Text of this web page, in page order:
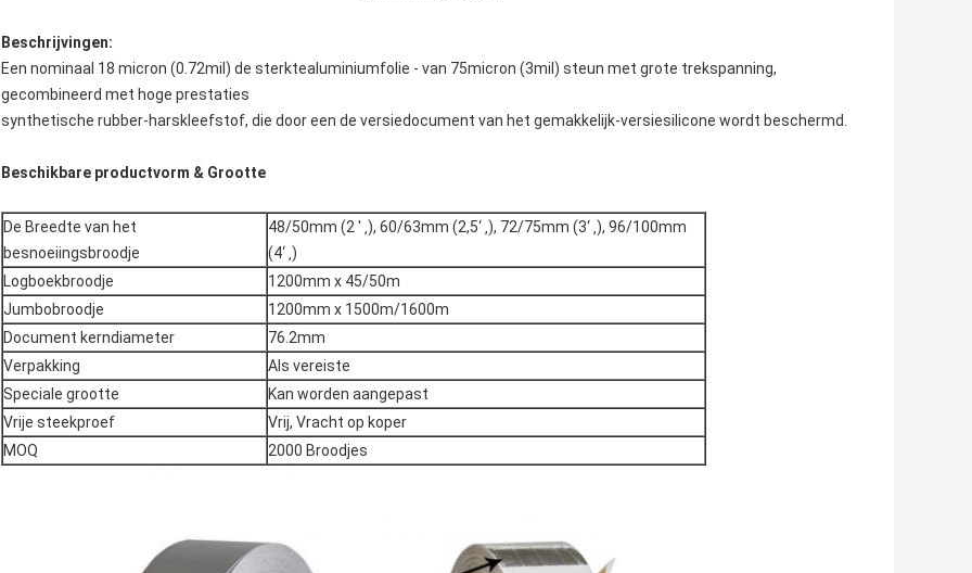
Beschrijvingen:
Een nominaal 18 micron (0.72mil) de sterktealuminiumfolie - van 75micron (3mil) steun met grote trekspanning,
gecombineerd met hoge prestaties
synthetische rubber-harskleefstof, die door een de versiedocument van het gemakkelijk-versiesilicone wordt beschermd.
Beschikbare productvorm & Grootte
De Breedte van het
besnoeiingsbroodje
48/50mm (2 ' ‚), 60/63mm (2,5‘ ‚), 72/75mm (3‘ ‚), 96/100mm
(4‘ ‚)
Logboekbroodje
1200mm x 45/50m
Jumbobroodje
1200mm x 1500m/1600m
Document kerndiameter
76.2mm
Verpakking
Als vereiste
Speciale grootte
Kan worden aangepast
Vrije steekproef
Vrij, Vracht op koper
MOQ
2000 Broodjes